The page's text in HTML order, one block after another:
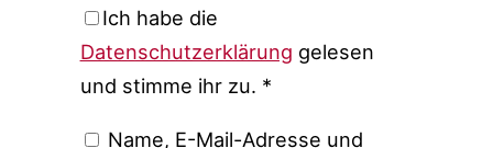
Ich habe die
Datenschutzerklärung gelesen
und stimme ihr zu. *
Name, E-Mail-Adresse und